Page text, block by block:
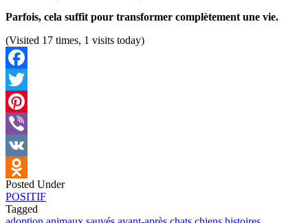
Parfois, cela suffit pour transformer complètement une vie.
(Visited 17 times, 1 visits today)
Facebook
Twitter
Pinterest
Viber
VK
Odnoklassniki
Posted Under
POSITIF
Tagged